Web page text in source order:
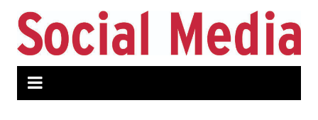
Inhalt
springen